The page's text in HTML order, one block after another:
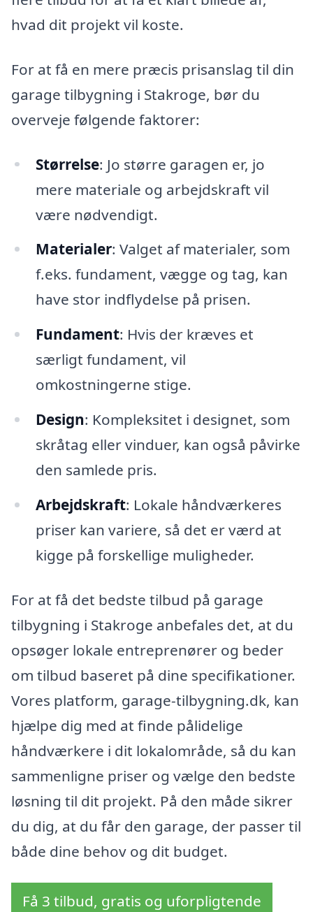
hvad dit projekt vil koste.
For at få en mere præcis prisanslag til din
garage tilbygning i Stakroge, bør du
overveje følgende faktorer:
Størrelse: Jo større garagen er, jo
mere materiale og arbejdskraft vil
være nødvendigt.
Materialer: Valget af materialer, som
f.eks. fundament, vægge og tag, kan
have stor indflydelse på prisen.
Fundament: Hvis der kræves et
særligt fundament, vil
omkostningerne stige.
Design: Kompleksitet i designet, som
skråtag eller vinduer, kan også påvirke
den samlede pris.
Arbejdskraft: Lokale håndværkeres
priser kan variere, så det er værd at
kigge på forskellige muligheder.
For at få det bedste tilbud på garage
tilbygning i Stakroge anbefales det, at du
opsøger lokale entreprenører og beder
om tilbud baseret på dine specifikationer.
Vores platform, garage-tilbygning.dk, kan
hjælpe dig med at finde pålidelige
håndværkere i dit lokalområde, så du kan
sammenligne priser og vælge den bedste
løsning til dit projekt. På den måde sikrer
du dig, at du får den garage, der passer til
både dine behov og dit budget.
Få 3 tilbud, gratis og uforpligtende